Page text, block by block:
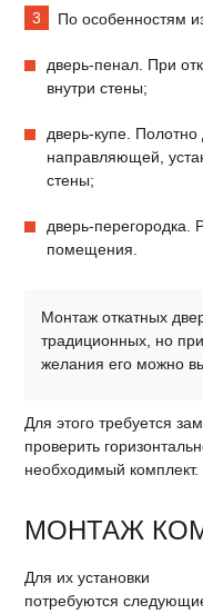
По особенностям
дверь-пенал. При
внутри стены;
дверь-купе.
направляющей,
стены;
дверь-перегородка.
помещения.
Монтаж откатных
традиционных, но
желания его можно
Для этого требуется
проверить
необходимый комплект.
МОНТАЖ
Для их установки
потребуются